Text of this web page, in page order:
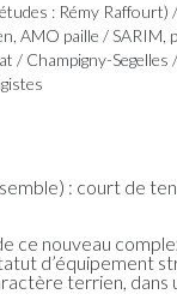
: Rémy Raffourt)
AMO paille / SARIM,
/ Champigny-
: court de
ce nouveau
d’équipement
terrien, dans